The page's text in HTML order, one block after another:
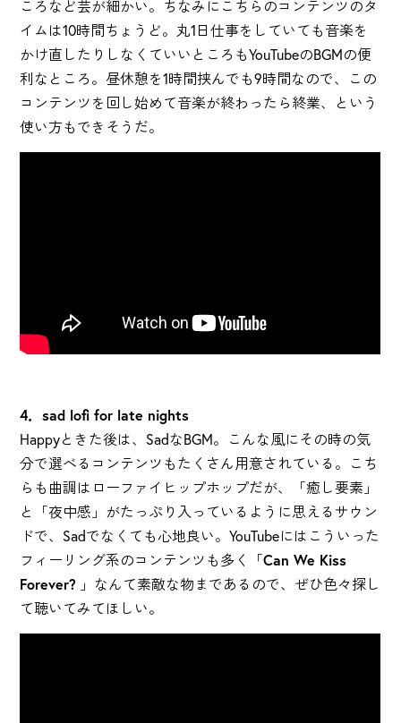
ころなど芸が細かい。ちなみにこちらのコンテンツのタ
イムは10時間ちょうど。丸1日仕事をしていても音楽を
かけ直したりしなくていいところもYouTubeのBGMの便
利なところ。昼休憩を1時間挟んでも9時間なので、この
コンテンツを回し始めて音楽が終わったら終業、という
使い方もできそうだ。
4．sad lofi for late nights
Happyときた後は、SadなBGM。こんな風にその時の気
分で選べるコンテンツもたくさん用意されている。こち
らも曲調はローファイヒップホップだが、「癒し要素」
と「夜中感」がたっぷり入っているように思えるサウン
ドで、Sadでなくても心地良い。YouTubeにはこういった
フィーリング系のコンテンツも多く「Can We Kiss
Forever? 」なんて素敵な物まであるので、ぜひ色々探し
て聴いてみてほしい。